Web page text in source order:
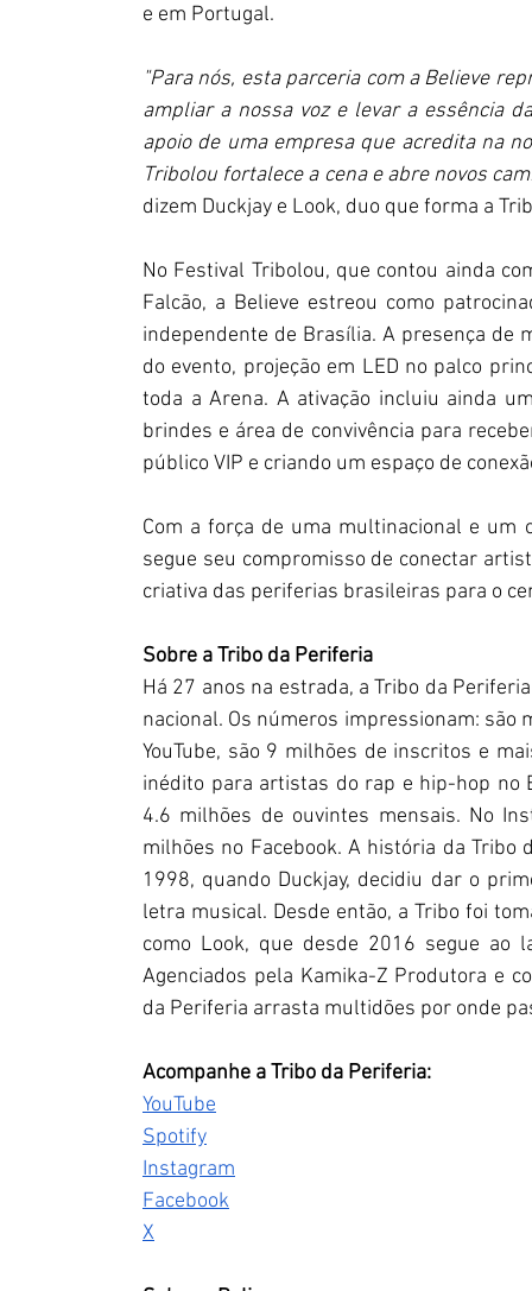
e em Portugal.
"Para nós, esta parceria com a Believe
ampliar a nossa voz e levar a essência
apoio de uma empresa que acredita na
Tribolou fortalece a cena e abre novos
dizem Duckjay e Look, duo que forma a
No Festival Tribolou, que contou ainda
Falcão, a Believe estreou como
independente de Brasília. A presença de
do evento, projeção em LED no palco
toda a Arena. A ativação incluiu ainda
brindes e área de convivência para
público VIP e criando um espaço de
Com a força de uma multinacional e um
segue seu compromisso de conectar
criativa das periferias brasileiras para o
Sobre a Tribo da Periferia
Há 27 anos na estrada, a Tribo da
nacional. Os números impressionam: são
YouTube, são 9 milhões de inscritos e
inédito para artistas do rap e hip-hop no
4.6 milhões de ouvintes mensais. No
milhões no Facebook. A história da
1998, quando Duckjay, decidiu dar o
letra musical. Desde então, a Tribo foi
como Look, que desde 2016 segue ao
Agenciados pela Kamika-Z Produtora e
da Periferia arrasta multidões por onde
Acompanhe a Tribo da Periferia:
YouTube
Spotify
Instagram
Facebook
X